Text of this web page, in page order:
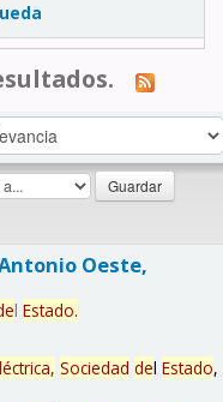
Oeste,
l Estado.
Sociedad del Estado,